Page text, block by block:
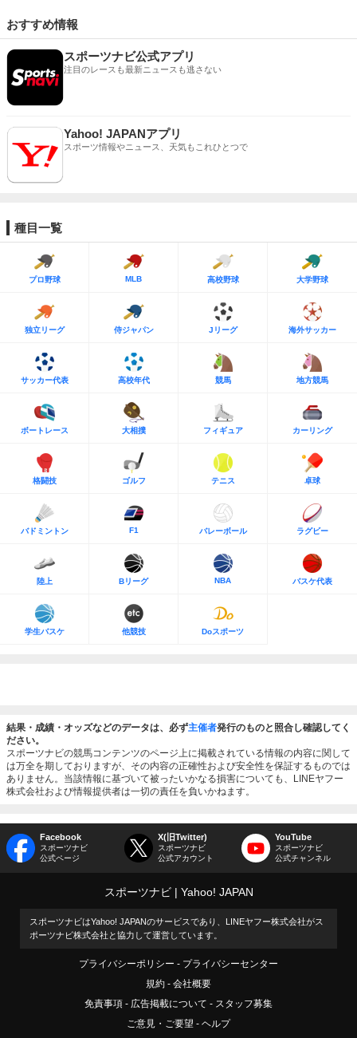
おすすめ情報
スポーツナビ公式アプリ
注目のレースも最新ニュースも逃さない
Yahoo! JAPANアプリ
スポーツ情報やニュース、天気もこれひとつで
種目一覧
プロ野球 MLB 高校野球 大学野球
独立リーグ 侍ジャパン Jリーグ 海外サッカー
サッカー代表 高校年代 競馬 地方競馬
ボートレース 大相撲 フィギュア カーリング
格闘技 ゴルフ テニス 卓球
バドミントン F1 バレーボール ラグビー
陸上 Bリーグ NBA バスケ代表
学生バスケ 他競技 Doスポーツ
結果・成績・オッズなどのデータは、必ず主催者発行のものと照合し確認してく
ださい。
スポーツナビの競馬コンテンツのページ上に掲載されている情報の内容に関して
は万全を期しておりますが、その内容の正確性および安全性を保証するものでは
ありません。当該情報に基づいて被ったいかなる損害についても、LINEヤフー
株式会社および情報提供者は一切の責任を負いかねます。
Facebook
スポーツナビ
公式ページ
X(旧Twitter)
スポーツナビ
公式アカウント
YouTube
スポーツナビ
公式チャンネル
スポーツナビ Yahoo! JAPAN
スポーツナビはYahoo! JAPANのサービスであり、LINEヤフー株式会社がス
ポーツナビ株式会社と協力して運営しています。
プライバシーポリシー
プライバシーセンター
規約
会社概要
免責事項
広告掲載について
スタッフ募集
ご意見・ご要望
ヘルプ